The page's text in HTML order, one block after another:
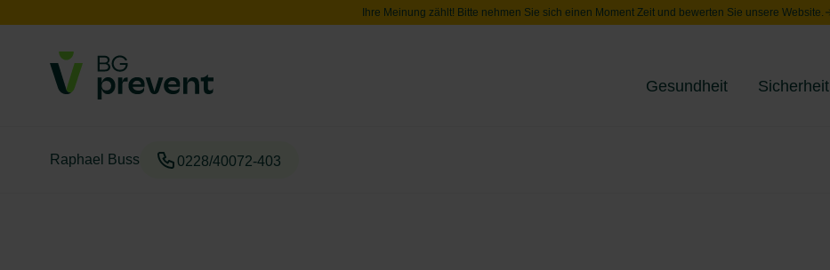
Ihre Meinung zählt! Bitte nehmen Sie sich einen Moment Zeit und bewerten Sie unsere Website.
Gesundheit
Sicherheit
Raphael Buss 0228/40072-403